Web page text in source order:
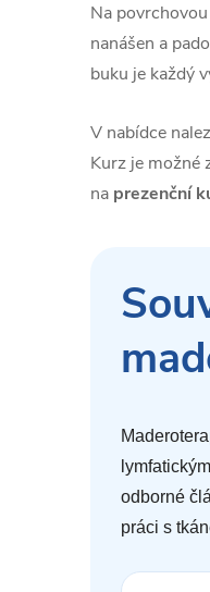
Na
nanášen a
buku je každý
V nabídce
Kurz je možné
na prezenční
odborné
práci s